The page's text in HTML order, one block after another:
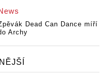
Dead Can Dance míří
Archy